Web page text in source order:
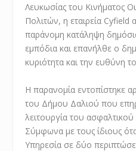
Λευκωσίας του Κινήματος
Πολιτών, η εταιρεία Cyfield
παράνομη κατάληψη
εμπόδια και επανήλθε ο
κυριότητα και την ευθύνη
Η παρανομία εντοπίστηκε
του Δήμου Δαλιού που
λειτουργία του ασφαλτικού
Σύμφωνα με τους ίδιους
Υπηρεσία σε δύο